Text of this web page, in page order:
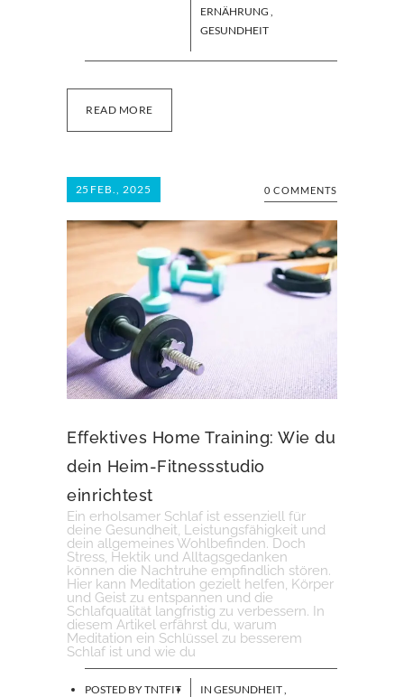
READ MORE
ERNÄHRUNG
GESUNDHEIT
25 FEB., 2025 0 COMMENTS
Effektives Home Training: Wie du
dein Heim-Fitnessstudio
einrichtest
Ein erholsamer Schlaf ist essenziell für
deine Gesundheit, Leistungsfähigkeit und
dein allgemeines Wohlbefinden. Doch
Stress, Hektik und Alltagsgedanken
können die Nachtruhe empfindlich stören.
Hier kann Meditation gezielt helfen, Körper
und Geist zu entspannen und die
Schlafqualität langfristig zu verbessern. In
diesem Artikel erfährst du, warum
Meditation ein Schlüssel zu besserem
Schlaf ist und wie du
POSTED BYTNTFIT IN GESUNDHEIT